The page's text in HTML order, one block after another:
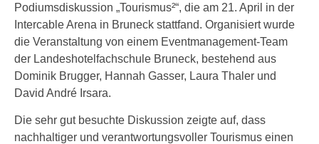
Podiumsdiskussion „Tourismus²“, die am 21. April in der
Intercable Arena in Bruneck stattfand. Organisiert wurde
die Veranstaltung von einem Eventmanagement-Team
der Landeshotelfachschule Bruneck, bestehend aus
Dominik Brugger, Hannah Gasser, Laura Thaler und
David André Irsara.
Die sehr gut besuchte Diskussion zeigte auf, dass
nachhaltiger und verantwortungsvoller Tourismus einen